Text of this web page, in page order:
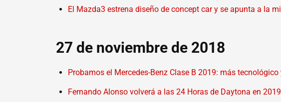
El Mazda3 estrena diseño de concept car y se apunta a la
27 de noviembre de 2018
Probamos el Mercedes-Benz Clase B 2019: más
Fernando Alonso volverá a las 24 Horas de Daytona en 2019